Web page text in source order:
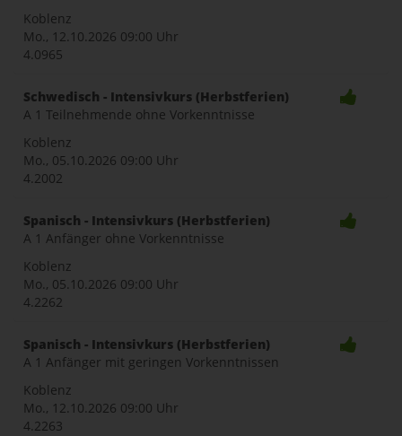
Koblenz
Mo., 12.10.2026 09:00 Uhr
4.0965
Schwedisch - Intensivkurs (Herbstferien)
A 1 Teilnehmende ohne Vorkenntnisse
Koblenz
Mo., 05.10.2026 09:00 Uhr
4.2002
Spanisch - Intensivkurs (Herbstferien)
A 1 Anfänger ohne Vorkenntnisse
Koblenz
Mo., 05.10.2026 09:00 Uhr
4.2262
Spanisch - Intensivkurs (Herbstferien)
A 1 Anfänger mit geringen Vorkenntnissen
Koblenz
Mo., 12.10.2026 09:00 Uhr
4.2263